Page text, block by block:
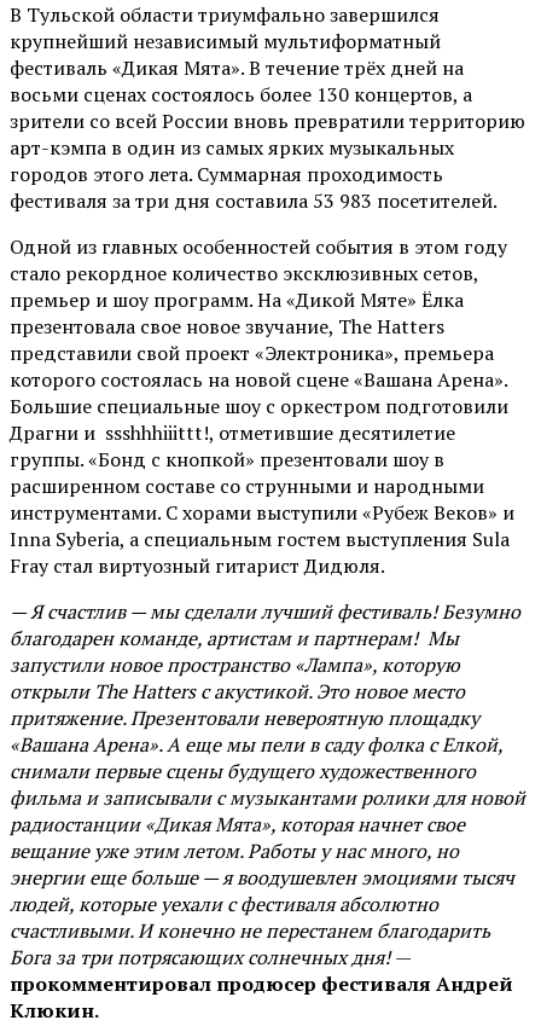
В Тульской области триумфально завершился
крупнейший независимый мультиформатный
фестиваль «Дикая Мята». В течение трёх дней на
восьми сценах состоялось более 130 концертов, а
зрители со всей России вновь превратили территорию
арт-кэмпа в один из самых ярких музыкальных
городов этого лета. Суммарная проходимость
фестиваля за три дня составила 53 983 посетителей.
Одной из главных особенностей события в этом году
стало рекордное количество эксклюзивных сетов,
премьер и шоу программ. На «Дикой Мяте» Ёлка
презентовала свое новое звучание, The Hatters
представили свой проект «Электроника», премьера
которого состоялась на новой сцене «Вашана Арена».
Большие специальные шоу с оркестром подготовили
Драгни и ssshhhiiittt!, отметившие десятилетие
группы. «Бонд с кнопкой» презентовали шоу в
расширенном составе со струнными и народными
инструментами. С хорами выступили «Рубеж Веков» и
Inna Syberia, а специальным гостем выступления Sula
Fray стал виртуозный гитарист Дидюля.
— Я счастлив — мы сделали лучший фестиваль! Безумно
благодарен команде, артистам и партнерам! Мы
запустили новое пространство «Лампа», которую
открыли The Hatters с акустикой. Это новое место
притяжение. Презентовали невероятную площадку
«Вашана Арена». А еще мы пели в саду фолка с Елкой,
снимали первые сцены будущего художественного
фильма и записывали с музыкантами ролики для новой
радиостанции «Дикая Мята», которая начнет свое
вещание уже этим летом. Работы у нас много, но
энергии еще больше — я воодушевлен эмоциями тысяч
людей, которые уехали с фестиваля абсолютно
счастливыми. И конечно не перестанем благодарить
Бога за три потрясающих солнечных дня!—
прокомментировал продюсер фестиваля Андрей
Клюкин.